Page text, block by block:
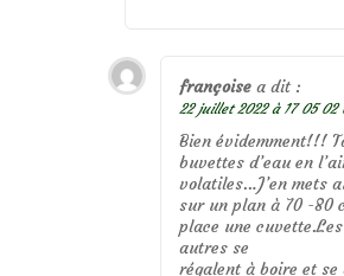
françoise a dit :
22 juillet 2022 à 17 05 02
Bien évidemment!!!
buvettes d’eau en
volatiles…J’en mets
sur un plan à 70 -80
place une
autres se
régalent à boire et se